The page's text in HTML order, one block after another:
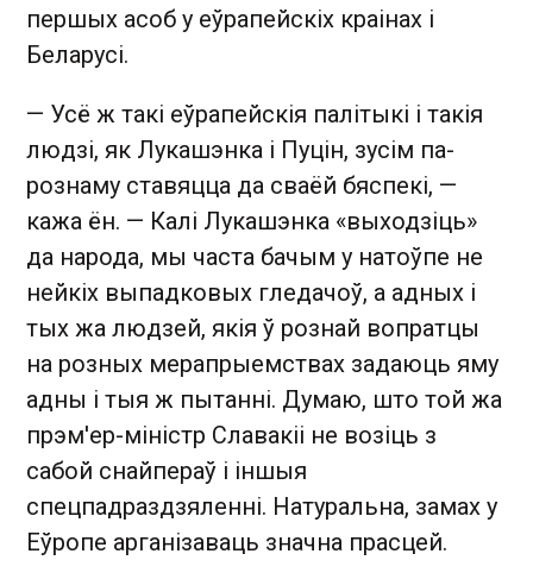
першых асоб у еўрапейскіх краінах і
Беларусі.
— Усё ж такі еўрапейскія палітыкі і такія
людзі, як Лукашэнка і Пуцін, зусім па-
рознаму ставяцца да сваёй бяспекі, —
кажа ён. — Калі Лукашэнка «выходзіць»
да народа, мы часта бачым у натоўпе не
нейкіх выпадковых гледачоў, а адных і
тых жа людзей, якія ў рознай вопратцы
на розных мерапрыемствах задаюць яму
адны і тыя ж пытанні. Думаю, што той жа
прэм'ер-міністр Славакіі не возіць з
сабой снайпераў і іншыя
спецпадраздзяленні. Натуральна, замах у
Еўропе арганізаваць значна прасцей.